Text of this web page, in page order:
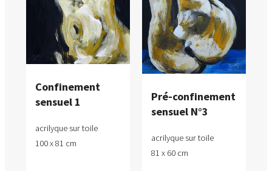
Confinement
sensuel 1
acrilyque sur toile
100 x 81 cm
Pré-confinement
sensuel N°3
acrilyque sur toile
81 x 60 cm